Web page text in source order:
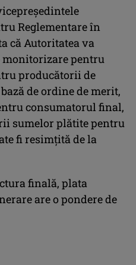
Reglementare în
că Autoritatea va
monitorizare pentru
producătorii de
de ordine de merit,
consumatorul final,
sumelor plătite pentru
fi resimţită de la
finală, plata
are o pondere de